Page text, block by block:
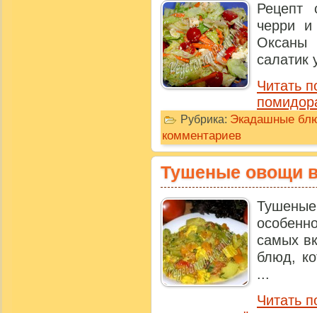
Рецепт
черри
Оксаны
салатик
Читать
Рубрика: Экадашные
комментариев
Тушеные овощи
самых
блюд,
...
Читать